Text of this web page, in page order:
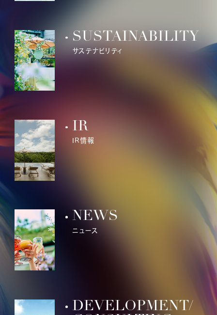
SUSTAINABILITY
サステナビリティ
IR
IR情報
NEWS
ニュース
DEVELOPMENT/